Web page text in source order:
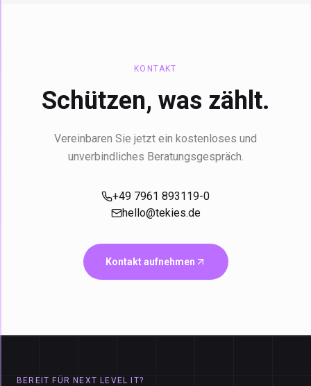
KONTAKT
Schützen, was zählt.
Vereinbaren Sie jetzt ein kostenloses und
unverbindliches Beratungsgespräch.
+49 7961 893119-0
hello@tekies.de
Kontakt aufnehmen
BEREIT FÜR NEXT LEVEL IT?